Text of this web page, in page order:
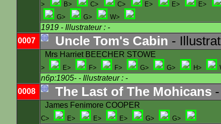
> B> C> C> E> E>
E>
G>
G> W>
1919 - Illustrateur : -
0007
Uncle Tom's Cabin -
Mrs Harriet BEECHER STOWE
> E> F> F> G> G> H>
n6p:1905- - Illustrateur : -
0008
The Last of The Mohicans -
James Fenimore COOPER
C> E> E> E> G> G>